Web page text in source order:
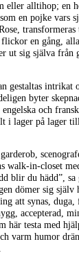
eller alltihop; en
en pojke vars
en gång,
ut sig själva från
gestaltas intrikat
byter
och
i lager på lager
walk-in-closet
blir du hädd”, sa
dömer sig själv
att synas,
accepterad,
här testa med
varm humor